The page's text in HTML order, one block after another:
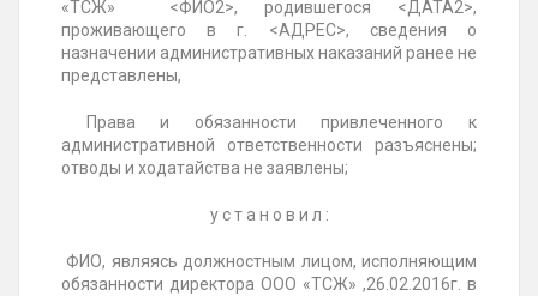
«ТСЖ»
<ФИО2>, родившегося <ДАТА2>,
проживающего в г. <АДРЕС>, сведения о
назначении административных наказаний ранее не
представлены,
Права и обязанности привлеченного к
административной ответственности разъяснены;
отводы и ходатайства не заявлены;
у с т а н о в и л :
ФИО, являясь должностным лицом, исполняющим
обязанности директора ООО «ТСЖ» ,26.02.2016г. в